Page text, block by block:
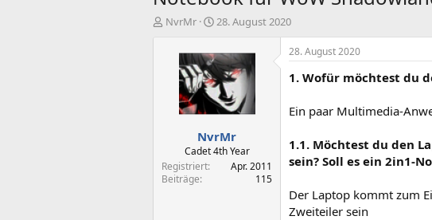
E
NvrMr
E
s
t
e
l
l
a
m
28. August 2020
NvrMr
Cadet 4th Year
Registriert
Apr. 2011
Beiträge
115
28. August 2020
1. Wofür möchtest du
Ein paar Multimedia-
1.1. Möchtest du den
sein? Soll es ein 2in1-
Der Laptop kommt zum
Zweiteiler sein